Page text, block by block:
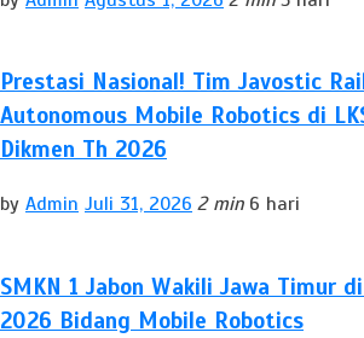
Prestasi Nasional! Tim Javostic
Autonomous Mobile Robotics di
Dikmen Th 2026
by Admin Juli 31, 2026 2 min 6 hari
SMKN 1 Jabon Wakili Jawa Timur
2026 Bidang Mobile Robotics